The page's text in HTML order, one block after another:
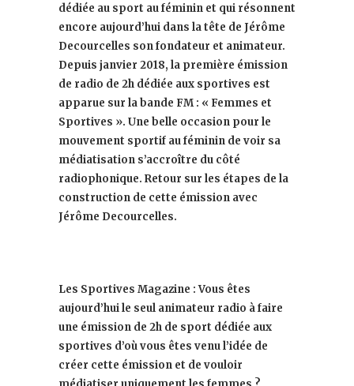
dédiée au sport au féminin et qui résonnent
encore aujourd’hui dans la tête de Jérôme
Decourcelles son fondateur et animateur.
Depuis janvier 2018, la première émission
de radio de 2h dédiée aux sportives est
apparue sur la bande FM : « Femmes et
Sportives ». Une belle occasion pour le
mouvement sportif au féminin de voir sa
médiatisation s’accroître du côté
radiophonique. Retour sur les étapes de la
construction de cette émission avec
Jérôme Decourcelles.
Les Sportives Magazine : Vous êtes
aujourd’hui le seul animateur radio à faire
une émission de 2h de sport dédiée aux
sportives d’où vous êtes venu l’idée de
créer cette émission et de vouloir